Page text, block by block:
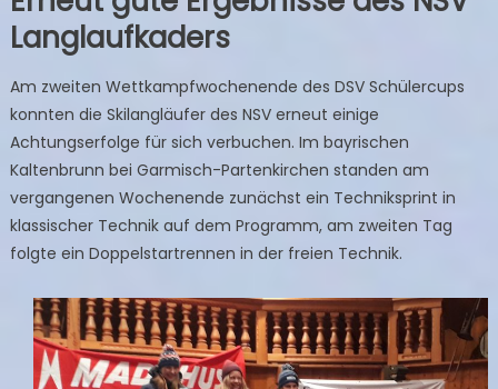
Langlaufkaders
Am zweiten Wettkampfwochenende des DSV Schülercups
konnten die Skilangläufer des NSV erneut einige
Achtungserfolge für sich verbuchen. Im bayrischen
Kaltenbrunn bei Garmisch-Partenkirchen standen am
vergangenen Wochenende zunächst ein Techniksprint in
klassischer Technik auf dem Programm, am zweiten Tag
folgte ein Doppelstartrennen in der freien Technik.